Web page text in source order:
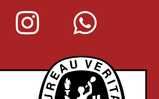
o impedimentos de
No obstante, será de la
las cuales podrán variar por
de transporte o demás